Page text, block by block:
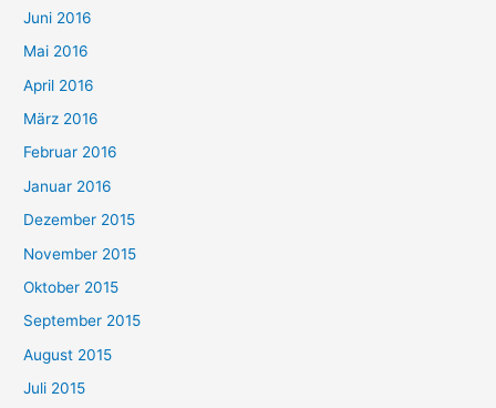
Juni 2016
Mai 2016
April 2016
März 2016
Februar 2016
Januar 2016
Dezember 2015
November 2015
Oktober 2015
September 2015
August 2015
Juli 2015